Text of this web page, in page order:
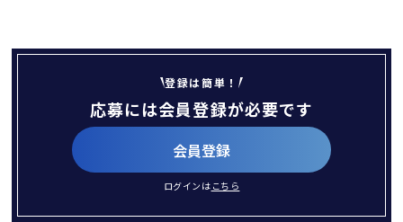
登録は簡単！
応募には会員登録が必要です
会員登録
ログインは こちら